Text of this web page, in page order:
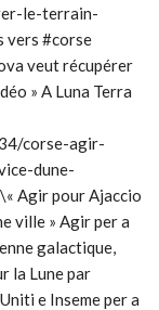
le-terrain-
vers #corse
veut récupérer
» A Luna Terra
corse-agir-
dune-
Agir pour Ajaccio
ville » Agir per a
galactique,
la Lune par
e Inseme per a